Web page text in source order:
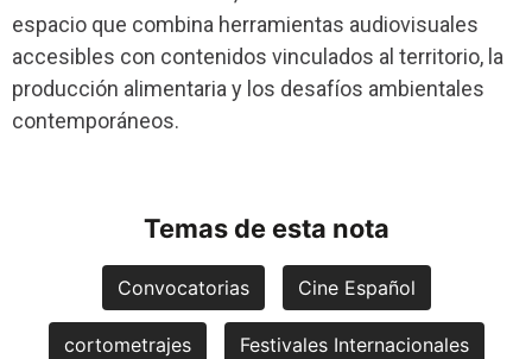
espacio que combina herramientas audiovisuales
accesibles con contenidos vinculados al territorio, la
producción alimentaria y los desafíos ambientales
contemporáneos.
Temas de esta nota
Convocatorias Cine Español
cortometrajes Festivales Internacionales